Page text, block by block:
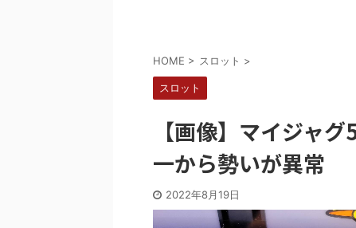
HOME > スロット >
スロット
【画像】マイジャ
一から勢いが異常
2022年8月19日